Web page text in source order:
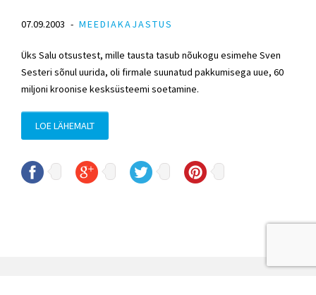
07.09.2003 MEEDIAKAJASTUS
Üks Salu otsustest, mille tausta tasub nõukogu esimehe Sven
Sesteri sõnul uurida, oli firmale suunatud pakkumisega uue, 60
miljoni kroonise kesksüsteemi soetamine.
LOE LÄHEMALT